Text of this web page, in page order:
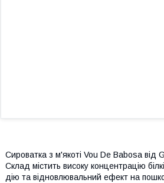
Сироватка з м'якоті Vou De Babosa
Склад містить високу концентрацію
дію та відновлювальний ефект на